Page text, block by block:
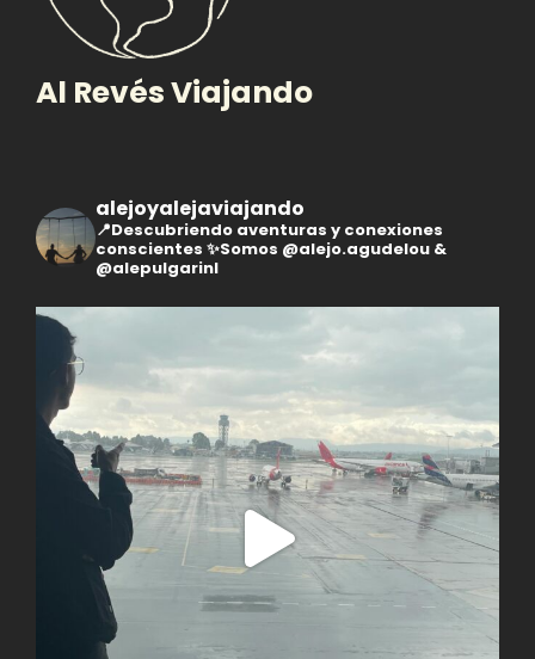
Al Revés Viajando
alejoyalejaviajando
📍Descubriendo aventuras y conexiones
conscientes ✨Somos @alejo.agudelou &
@alepulgarinl